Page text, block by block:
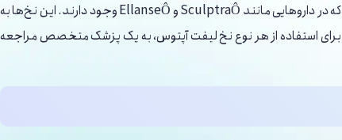
آخرین نسل نخ‌های آپتوس شامل ترکیبی از PLLA و PCL همراه با اسید هیالورونیک (HA) است. این ترکیب محرک‌های کلاژن شناخته شده را در بر می ‌گیرد که در داروهایی مانند SculptraÔ و EllanseÔ وجود دارند. این نخ‌ها به
استفاده از هر نوع نخ لیفت آپتوس، به یک پزشک متخصص مراجعه